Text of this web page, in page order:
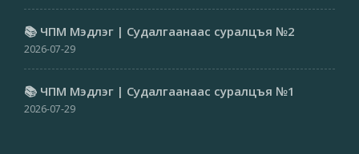
📚 ЧПМ Мэдлэг | Судалгаанаас суралцъя №2
2026-07-29
📚 ЧПМ Мэдлэг | Судалгаанаас суралцъя №1
2026-07-29